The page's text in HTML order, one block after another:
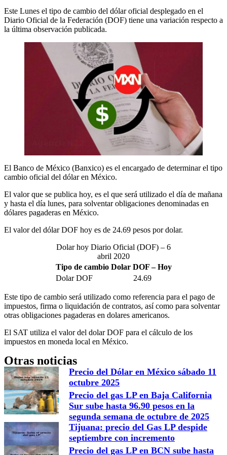
Este Lunes el tipo de cambio del dólar oficial desplegado en el
Diario Oficial de la Federación (DOF) tiene una variación respecto a
la última observación publicada.
El Banco de México (Banxico) es el encargado de determinar el tipo
cambio oficial del dólar en México.
El valor que se publica hoy, es el que será utilizado el día de mañana
y hasta el día lunes, para solventar obligaciones denominadas en
dólares pagaderas en México.
El valor del dólar DOF hoy es de 24.69 pesos por dolar.
Dolar hoy Diario Oficial (DOF) – 6
abril 2020
Tipo de cambio Dolar DOF – Hoy
Dolar DOF
24.69
Este tipo de cambio será utilizado como referencia para el pago de
impuestos, firma o liquidación de contratos, así como para solventar
otras obligaciones pagaderas en dolares americanos.
El SAT utiliza el valor del dolar DOF para el cálculo de los
impuestos en moneda local en México.
Otras noticias
Precio del Dólar en México sábado 11
octubre 2025
Precio del gas LP en Baja California
Sur sube hasta 96.90 pesos en la
segunda semana de octubre de 2025
Tijuana: precio del Gas LP despide
septiembre con incremento
Precio del gas LP en BCN sube hasta